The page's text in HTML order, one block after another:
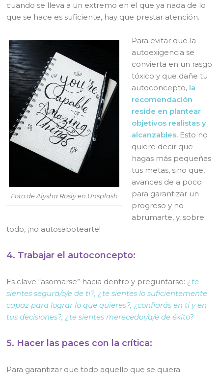
cuando se lleva a un extremo en el que ya nada de lo
que se hace es suficiente, hay que prestar atención.
Foto de Alysha Rosly en Unsplash
Para evitar que la
autoexigencia se
convierta en un rasgo
tóxico y que dañe tu
autoconcepto, la
recomendación
reside en plantear
objetivos realistas y
alcanzables. Esto no
quiere decir que
hagas más pequeñas
tus metas, sino que,
avances de a poco
para garantizar un
progreso y no
abrumarte, y, sobre
todo, ¡no autosabotearte!
4. Trabajar el autoconcepto:
Es clave “asomarse” hacia dentro y preguntarse:¿te
sientes segura/o/e de ti?, ¿te sientes lo suficientemente
capaz para lograr lo que quieres?, ¿confiarás en ti y en
tus decisiones?, ¿te sientes merecedor/a/e de éxito?
5. Hacer las paces con la crítica:
Para garantizar que todo aquello que se quiera